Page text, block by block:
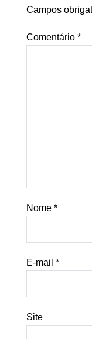
Campos
Comentário *
Nome *
E-mail *
Site